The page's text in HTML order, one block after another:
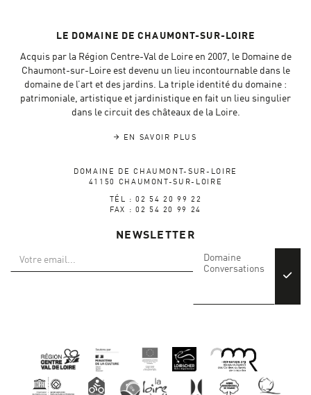
LE DOMAINE DE CHAUMONT-SUR-LOIRE
Acquis par la Région Centre-Val de Loire en 2007, le Domaine de
Chaumont-sur-Loire est devenu un lieu incontournable dans le
domaine de l’art et des jardins. La triple identité du domaine :
patrimoniale, artistique et jardinistique en fait un lieu singulier
dans le circuit des châteaux de la Loire.
EN SAVOIR PLUS
DOMAINE DE CHAUMONT-SUR-LOIRE
41150 CHAUMONT-SUR-LOIRE
TÉL : 02 54 20 99 22
FAX : 02 54 20 99 24
NEWSLETTER